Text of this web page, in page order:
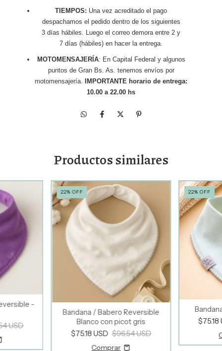
TIEMPOS: Una vez acreditado el pago
despachamos el pedido dentro de los siguientes
3 días hábiles. Luego el correo demora entre 2 y
7 días (hábiles) en hacer la entrega.
MOTOMENSAJERÍA: En Capital Federal y algunos
puntos de Gran Bs. As. tenemos envíos por
motomensajería.
IMPORTANTE horario de entrega:
10.00 a 22.00 hs
Productos similares
-
USD
22%OFF
Bandana / Babero Reversible
Blanco con picot gris
$75.18 USD $96.54 USD
22%OFF
$75.18